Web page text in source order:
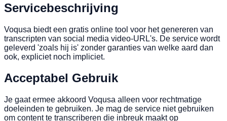
Servicebeschrijving
Voqusa biedt een gratis online tool voor het genereren van
transcripten van social media video-URL's. De service wordt
geleverd 'zoals hij is' zonder garanties van welke aard dan
ook, expliciet noch impliciet.
Acceptabel Gebruik
Je gaat ermee akkoord Voqusa alleen voor rechtmatige
doeleinden te gebruiken. Je mag de service niet gebruiken
om content te transcriberen die inbreuk maakt op